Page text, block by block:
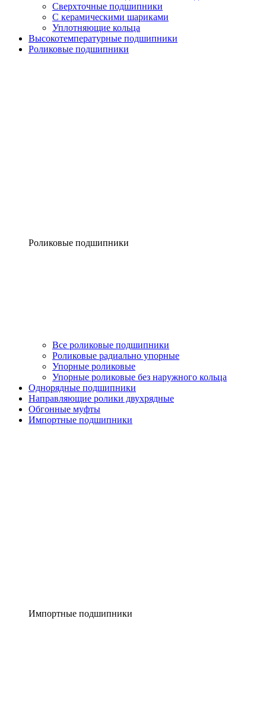
Сверхточные подшипники
С керамическими шариками
Уплотняющие кольца
Высокотемпературные подшипники
Роликовые подшипники
Роликовые подшипники
Все роликовые подшипники
Роликовые радиально упорные
Упорные роликовые
Упорные роликовые без наружного кольца
Однорядные подшипники
Направляющие ролики двухрядные
Обгонные муфты
Импортные подшипники
Импортные подшипники